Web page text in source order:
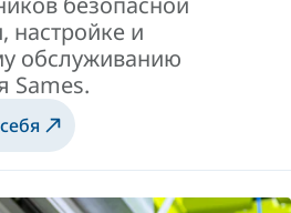
настройке и
обслуживанию
Sames.